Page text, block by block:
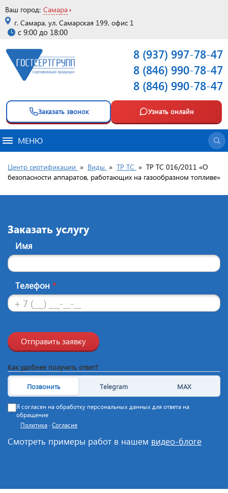
Ваш город: Самара
г. Самара, ул. Самарская 199, офис 1
с 9:00 до 18:00
8 (937) 997-78-47
8 (846) 990-78-47
8 (846) 990-78-47
Заказать звонок Узнать онлайн
МЕНЮ
Центр сертификации » Виды » ТР ТС » ТР ТС 016/2011 «О
безопасности аппаратов, работающих на газообразном топливе»
Заказать услугу
Имя
Телефон *
Отправить заявку
Как удобнее получить ответ?
Позвонить Telegram MAX
Я согласен на обработку персональных данных для ответа на
обращение
Политика · Согласие
Смотреть примеры работ в нашем видео-блоге